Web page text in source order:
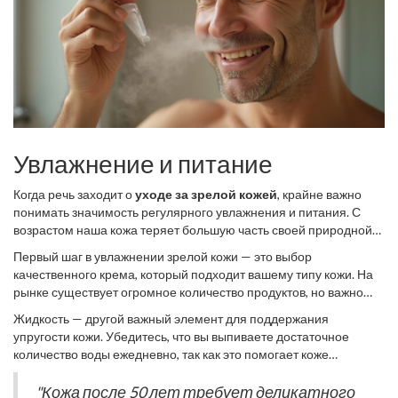
умной привычки, что добавляет уверенности и улучшает общее
самочувствие.
Увлажнение и питание
Когда речь заходит оуходе за зрелой кожей, крайне важно
понимать значимость регулярного увлажнения и питания. С
возрастом наша кожа теряет большую часть своей природной
Это делает процесс увлажнения не просто рекомендованным,
а необходимым для поддержания здоровья и свежести.
Первый шаг в увлажнении зрелой кожи — это выбор
качественного крема, который подходит вашему типу кожи. На
рынке существует огромное количество продуктов, но важно
агрессивные химические вещества. Ищите продукты с
натуральными маслами, такими как масло ши или аргановое
масло, которые делают кожу более мягкой и питают её.
Жидкость — другой важный элемент для поддержания
упругости кожи. Убедитесь, что вы выпиваете достаточное
количество воды ежедневно, так как это помогает коже
оставаться увлажненной изнутри. Многие специалисты
советуют употреблять фруктовые и овощные соки, содержащие
"Кожа после 50 лет требует деликатного